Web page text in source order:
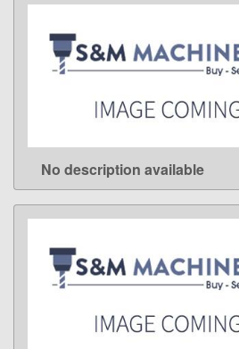
LEARN MORE
No description available